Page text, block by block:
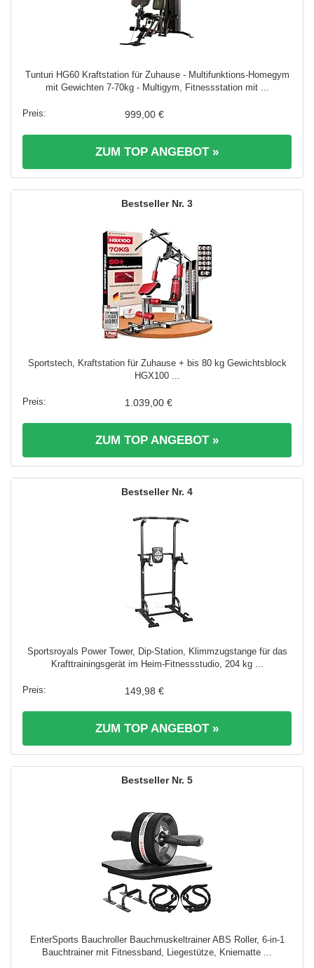
Tunturi HG60 Kraftstation für Zuhause - Multifunktions-Homegym
mit Gewichten 7-70kg - Multigym, Fitnessstation mit ...
999,00 €
ZUM TOP ANGEBOT »
3
Sportstech, Kraftstation für Zuhause + bis 80 kg Gewichtsblock
HGX100 ...
1.039,00 €
ZUM TOP ANGEBOT »
4
Sportsroyals Power Tower, Dip-Station, Klimmzugstange für das
Krafttrainingsgerät im Heim-Fitnessstudio, 204 kg ...
149,98 €
ZUM TOP ANGEBOT »
5
EnterSports Bauchroller Bauchmuskeltrainer ABS Roller, 6-in-1
Bauchtrainer mit Fitnessband, Liegestütze, Kniematte ...